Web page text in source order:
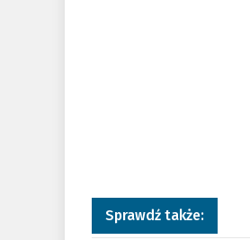
Sprawdź także: